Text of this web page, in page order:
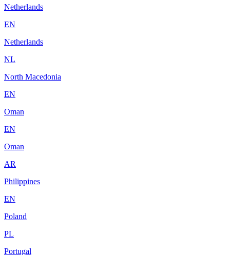
Netherlands
EN
Netherlands
NL
North Macedonia
EN
Oman
EN
Oman
AR
Philippines
EN
Poland
PL
Portugal